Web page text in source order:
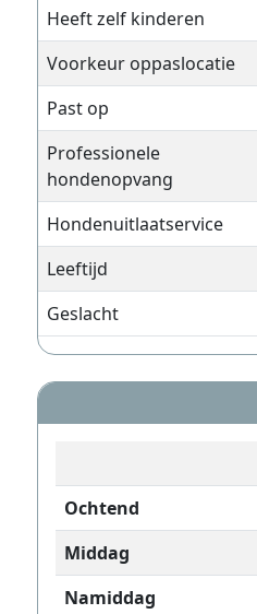
Heeft zelf kinderen
Voorkeur oppaslocatie
Past op
Professionele
hondenopvang
Hondenuitlaatservice
Leeftijd
Geslacht
Ochtend
Middag
Namiddag